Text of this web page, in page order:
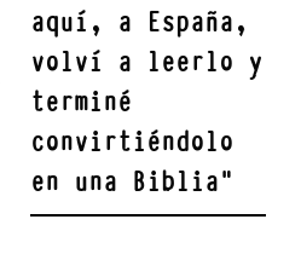
aquí, a España,
volví a leerlo y
terminé
convirtiéndolo
en una Biblia"